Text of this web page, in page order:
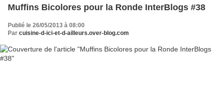
Muffins Bicolores pour la Ronde InterBlogs #38
Publié le 26/05/2013 à 08:00
Par cuisine-d-ici-et-d-ailleurs.over-blog.com